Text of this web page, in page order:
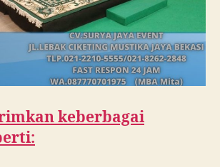
keberbagai